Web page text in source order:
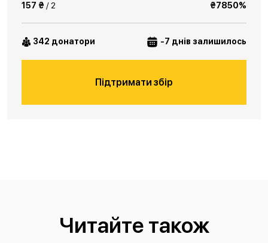
157 ₴ / 2 ₴7850%
342 донатори -7 днів залишилось
Підтримати збір
Читайте також